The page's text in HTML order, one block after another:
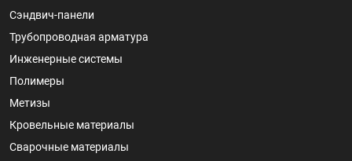
Сэндвич-панели
Трубопроводная арматура
Инженерные системы
Полимеры
Метизы
Кровельные материалы
Сварочные материалы